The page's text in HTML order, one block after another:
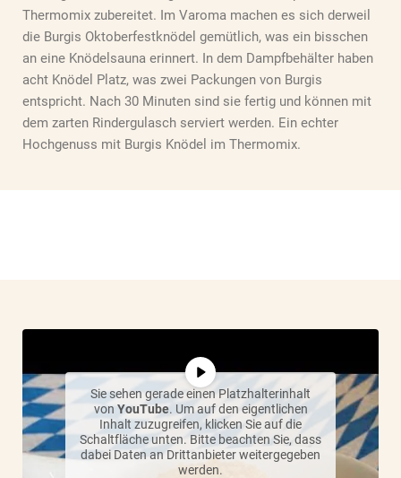
Thermomix zubereitet. Im Varoma machen es sich derweil
die Burgis Oktoberfestknödel gemütlich, was ein bisschen
an eine Knödelsauna erinnert. In dem Dampfbehälter haben
acht Knödel Platz, was zwei Packungen von Burgis
entspricht. Nach 30 Minuten sind sie fertig und können mit
dem zarten Rindergulasch serviert werden. Ein echter
Hochgenuss mit Burgis Knödel im Thermomix.
Sie sehen gerade einen Platzhalterinhalt
vonYouTube. Um auf den eigentlichen
Inhalt zuzugreifen, klicken Sie auf die
Schaltfläche unten. Bitte beachten Sie, dass
dabei Daten an Drittanbieter weitergegeben
werden.